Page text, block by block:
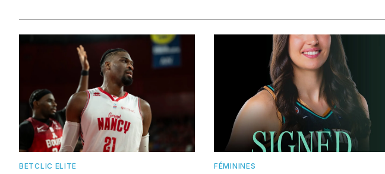
BETCLIC ELITE FÉMININES